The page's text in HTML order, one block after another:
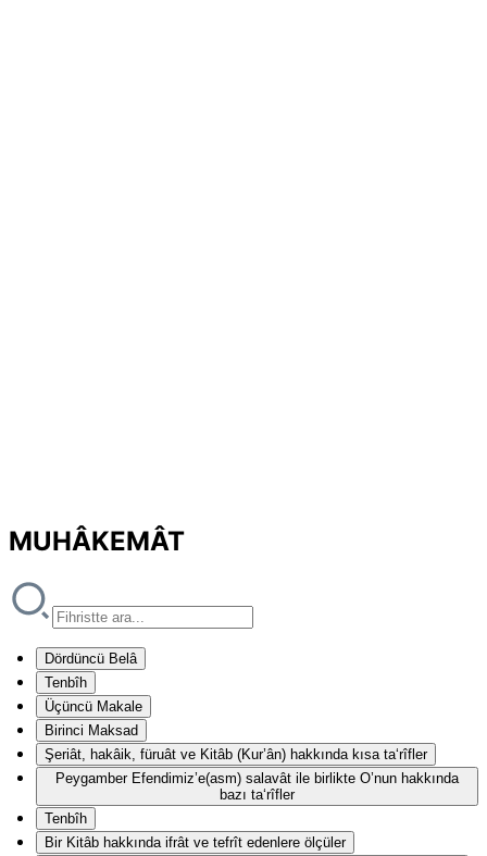
MUHÂKEMÂT
Dördüncü Belâ
Tenbîh
Üçüncü Makale
Birinci Maksad
Şeriât, hakâik, füruât ve Kitâb (Kur’ân) hakkında kısa ta‘rîfler
Peygamber Efendimiz’e(asm) salavât ile birlikte O’nun hakkında
bazı ta‘rîfler
Tenbîh
Bir Kitâb hakkında ifrât ve tefrît edenlere ölçüler